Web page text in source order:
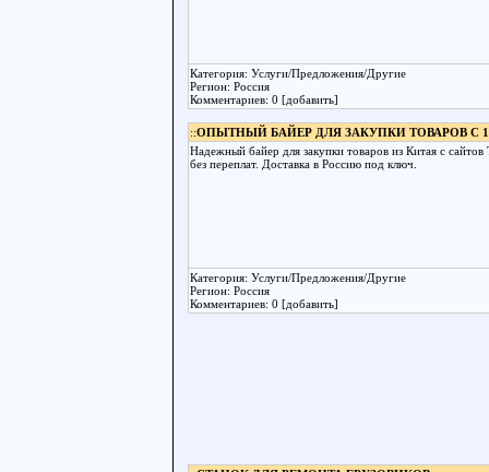
Категория: Услуги/Предложения/Другие
Регион: Россия
Комментариев: 0 [добавить]
::ОПЫТНЫЙ БАЙЕР ДЛЯ ЗАКУПКИ ТОВАРОВ С
Надежный байер для закупки товаров из Китая с
без переплат. Доставка в Россию под ключ.
Категория: Услуги/Предложения/Другие
Регион: Россия
Комментариев: 0 [добавить]